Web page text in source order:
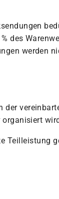
des
werden
organisiert
Teilleistung